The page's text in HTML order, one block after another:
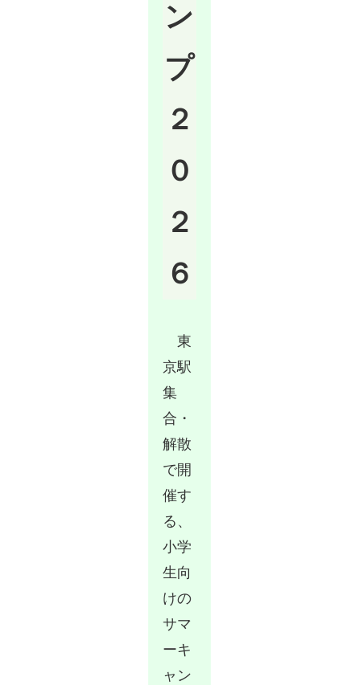
ン
プ
２
０
２
６
東
京駅
集
合・
解散
で開
催す
る、
小学
生向
けの
サマ
ーキ
ャン